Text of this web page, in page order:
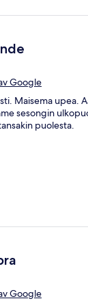
Google
Maisema upea.
sesongin
puolesta.
Google